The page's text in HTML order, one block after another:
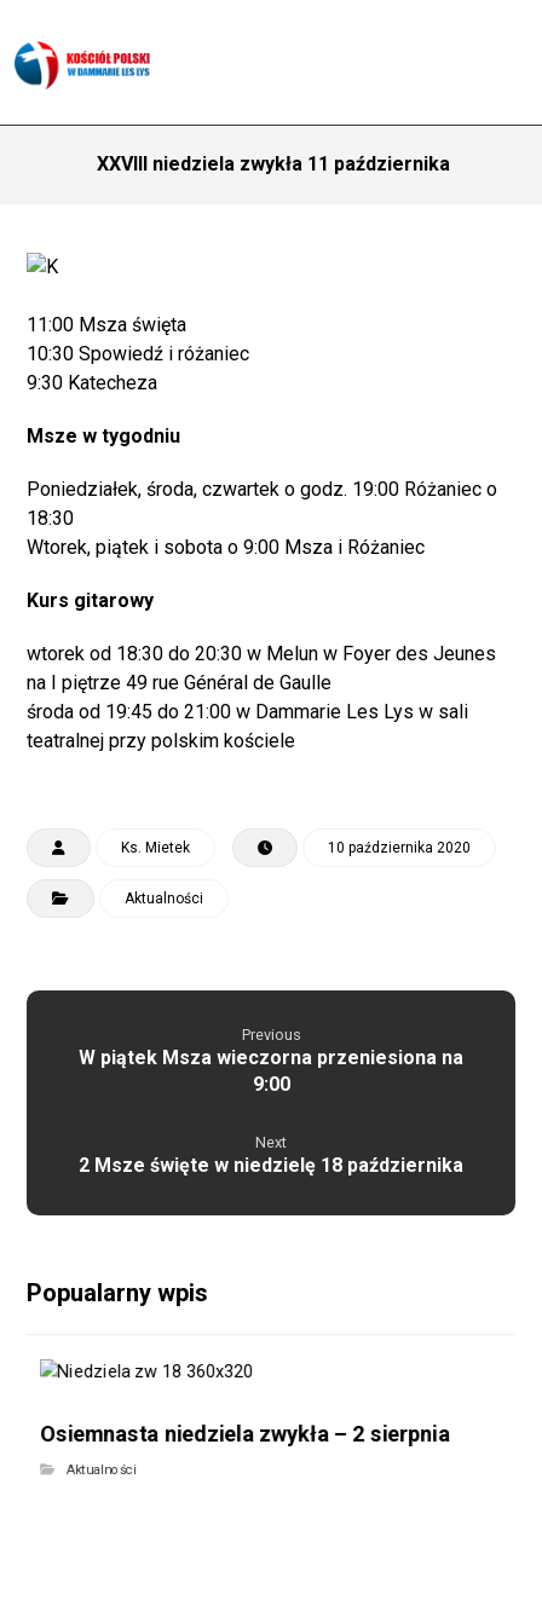
XXVIII niedziela zwykła 11 października
11:00 Msza święta
10:30 Spowiedź i różaniec
9:30 Katecheza
Msze w tygodniu
Poniedziałek, środa, czwartek o godz. 19:00 Różaniec o
18:30
Wtorek, piątek i sobota o 9:00 Msza i Różaniec
Kurs gitarowy
wtorek od 18:30 do 20:30 w Melun w Foyer des Jeunes
na I piętrze 49 rue Général de Gaulle
środa od 19:45 do 21:00 w Dammarie Les Lys w sali
teatralnej przy polskim kościele
Ks. Mietek 10 października 2020
Aktualności
Previous
W piątek Msza wieczorna przeniesiona na
9:00
Next
2 Msze święte w niedzielę 18 października
Popualarny wpis
Osiemnasta niedziela zwykła – 2 sierpnia
Aktualności